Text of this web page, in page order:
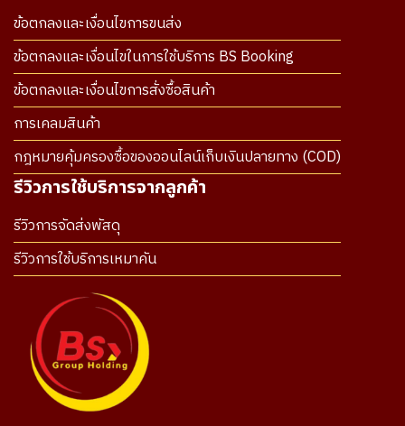
ข้อตกลงและเงื่อนไขการขนส่ง
ข้อตกลงและเงื่อนไขในการใช้บริการ BS Booking
ข้อตกลงและเงื่อนไขการสั่งซื้อสินค้า
การเคลมสินค้า
กฎหมายคุ้มครองซื้อของออนไลน์เก็บเงินปลายทาง (COD)
รีวิวการใช้บริการจากลูกค้า
รีวิวการจัดส่งพัสดุ
รีวิวการใช้บริการเหมาคัน